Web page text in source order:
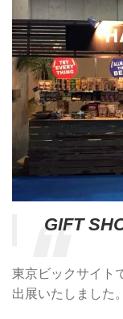
GIFT
東京ビックサイト
出展いたしました。